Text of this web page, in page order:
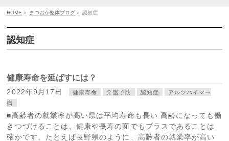
HOME » まつおか整体ブログ » 認知症
認知症
健康寿命を延ばすには？
2022年9月17日 健康寿命 介護予防 認知症
アルツハイマー
病
■高齢者の就業率が高い県は平均寿命も長い 高齢になっても働
きつづけることは、健康や長寿の面でもプラスであることは
確かです。たとえば長野県のように、高齢者の就業率が高い